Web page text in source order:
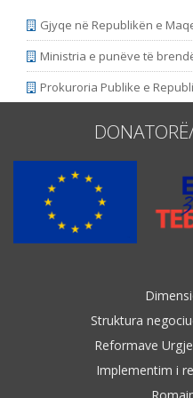
Gjyqe në Republikën e
Ministria e punëve të
Prokuroria Publike e
Struktura
Reformave
Implementim i